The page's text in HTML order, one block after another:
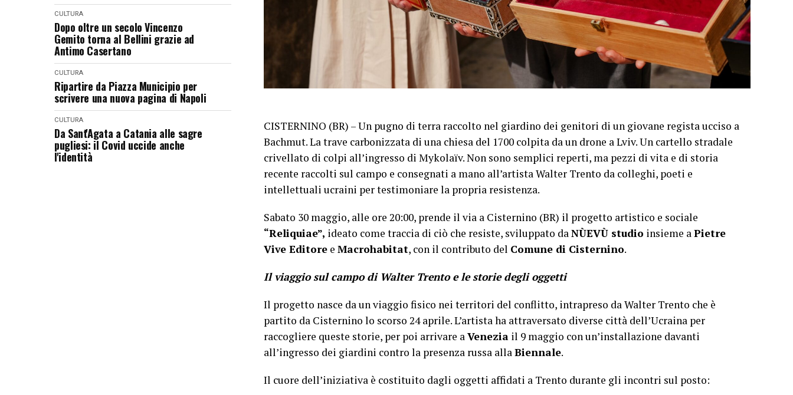
CULTURA
Dopo oltre un secolo Vincenzo
Gemito torna al Bellini grazie ad
Antimo Casertano
CULTURA
Ripartire da Piazza Municipio per
scrivere una nuova pagina di Napoli
CULTURA
Da Sant'Agata a Catania alle sagre
pugliesi: il Covid uccide anche
l'identità
CISTERNINO (BR) – Un pugno di terra raccolto nel giardino dei genitori di un giovane regista ucciso a
Bachmut. La trave carbonizzata di una chiesa del 1700 colpita da un drone a Lviv. Un cartello stradale
crivellato di colpi all’ingresso di Mykolaïv. Non sono semplici reperti, ma pezzi di vita e di storia
recente raccolti sul campo e consegnati a mano all’artista Walter Trento da colleghi, poeti e
intellettuali ucraini per testimoniare la propria resistenza.
Sabato 30 maggio, alle ore 20:00, prende il via a Cisternino (BR) il progetto artistico e sociale
“Reliquiae”, ideato come traccia di ciò che resiste, sviluppato daNÙEVÙ studio insieme aPietre
Vive Editore e Macrohabitat, con il contributo del Comune di Cisternino.
Il viaggio sul campo di Walter Trento e le storie degli oggetti
Il progetto nasce da un viaggio fisico nei territori del conflitto, intrapreso da Walter Trento che è
partito da Cisternino lo scorso 24 aprile. L’artista ha attraversato diverse città dell’Ucraina per
raccogliere queste storie, per poi arrivare aVenezia il 9 maggio con un’installazione davanti
all’ingresso dei giardini contro la presenza russa allaBiennale.
Il cuore dell’iniziativa è costituito dagli oggetti affidati a Trento durante gli incontri sul posto: